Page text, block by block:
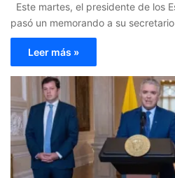
Este martes, el presidente de los
pasó un memorando a su
Leer más »